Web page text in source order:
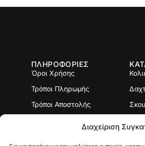
Διαχείριση
ΠΛΗΡΟΦΟΡΙΕΣ
Όροι Χρήσης
Τρόποι Πληρωμής
Τρόποι Αποστολής